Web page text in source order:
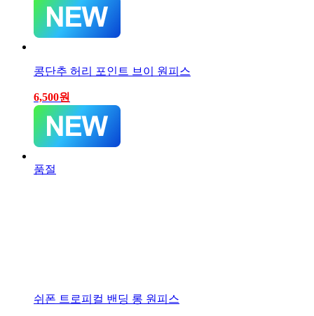
콩단추 허리 포인트 브이 원피스
6,500원
품절
쉬폰 트로피컬 밴딩 롱 원피스